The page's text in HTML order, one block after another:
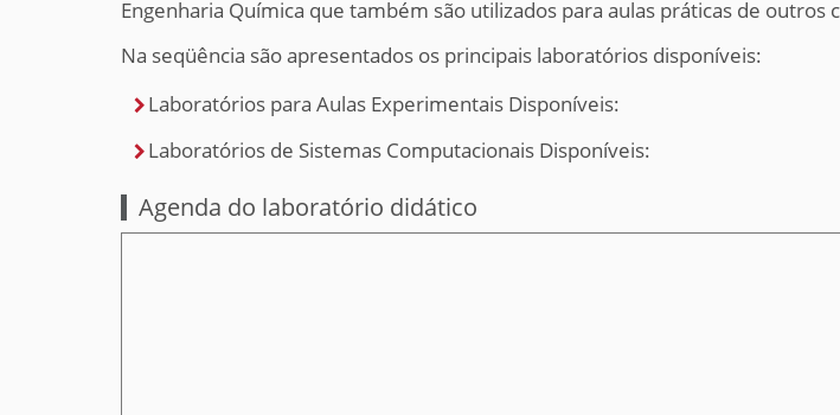
Engenharia Química que também são utilizados para aulas práticas de outros
Na seqüência são apresentados os principais laboratórios disponíveis:
Laboratórios para Aulas Experimentais Disponíveis:
Laboratórios de Sistemas Computacionais Disponíveis:
Agenda do laboratório didático